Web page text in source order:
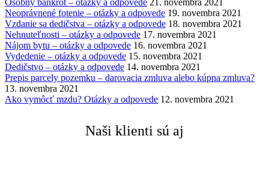
Neoprávnené fotenie – otázky a odpovede 19. novembra 2021
Vzdanie sa dedičstva – otázky a odpovede 18. novembra 2021
Nehnuteľnosti – otázky a odpovede 17. novembra 2021
Nájom bytu – otázky a odpovede 16. novembra 2021
Vydedenie – otázky a odpovede 15. novembra 2021
Dedičstvo – otázky a odpovede 14. novembra 2021
Prepis parcely pozemku – darovacia zmluva alebo kúpna zmluva?
13. novembra 2021
Ako vymôcť mzdu? Otázky a odpovede 12. novembra 2021
Naši klienti sú aj